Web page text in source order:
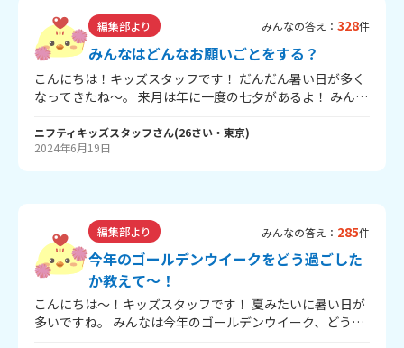
編集部より みんなの答え： 328件
みんなはどんなお願いごとをする？
こんにちは！キッズスタッフです！ だんだん暑い日が多く
なってきたね～。 来月は年に一度の七夕があるよ！ みんな
周りの人たちが健康にすごせるようにお願いしたいな～！
いま、ニフティキッズでは「七夕大作戦～星に願いを～」
ニフティキッズスタッフさん(26さい・ 東京)
2024年6月19日
編集部より みんなの答え： 285件
今年のゴールデンウイークをどう過ごした
か教えて～！
こんにちは～！キッズスタッフです！ 夏みたいに暑い日が
多いですね。 みんなは今年のゴールデンウイーク、どう過